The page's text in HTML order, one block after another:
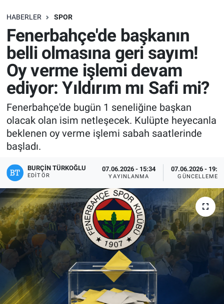
HABERLER SPOR
Fenerbahçe'de başkanın
belli olmasına geri sayım!
Oy verme işlemi devam
ediyor: Yıldırım mı Safi mi?
Fenerbahçe'de bugün 1 seneliğine başkan
olacak olan isim netleşecek. Kulüpte heyecanla
beklenen oy verme işlemi sabah saatlerinde
başladı.
BURÇIN TÜRKOĞLU
EDITÖR
07.06.2026 - 15:34
YAYINLANMA
07.06.2026 -
GÜNCELLEME
SAĞLIK
EKONOMİ
EĞİTİM
ÖZEL HABER
Keşfet
ASTROLOJİ
MANŞET
RESMİ İLANLAR
İLAN
Bize ulaşın
İletişim/Künye
Yaşam